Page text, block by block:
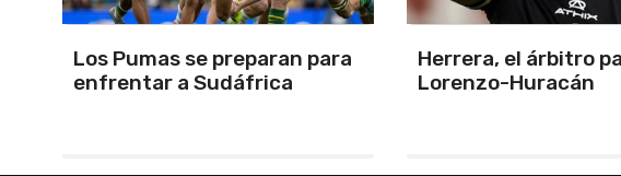
Herrera, el árbitro para San
Lorenzo-Huracán
Por la segunda
Estudiantes se